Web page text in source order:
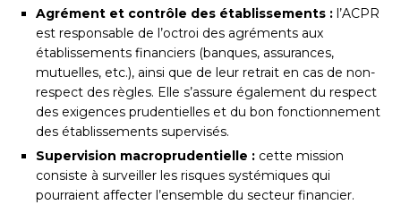
Agrément et contrôle des établissements : l’ACPR
est responsable de l’octroi des agréments aux
établissements financiers (banques, assurances,
mutuelles, etc.), ainsi que de leur retrait en cas de non-
respect des règles. Elle s’assure également du respect
des exigences prudentielles et du bon fonctionnement
des établissements supervisés.
Supervision macroprudentielle : cette mission
consiste à surveiller les risques systémiques qui
pourraient affecter l’ensemble du secteur financier.